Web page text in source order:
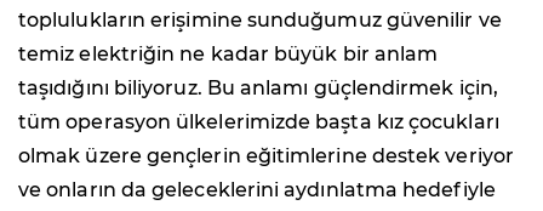
toplulukların erişimine sunduğumuz güvenilir ve
temiz elektriğin ne kadar büyük bir anlam
taşıdığını biliyoruz. Bu anlamı güçlendirmek için,
tüm operasyon ülkelerimizde başta kız çocukları
olmak üzere gençlerin eğitimlerine destek veriyor
ve onların da geleceklerini aydınlatma hedefiyle